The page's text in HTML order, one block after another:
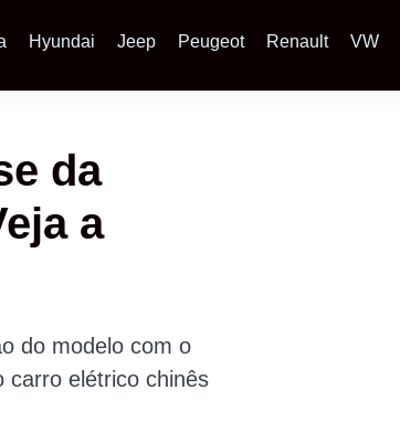
Hyundai Jeep Peugeot Renault VW
da
a
do modelo com o
carro elétrico chinês